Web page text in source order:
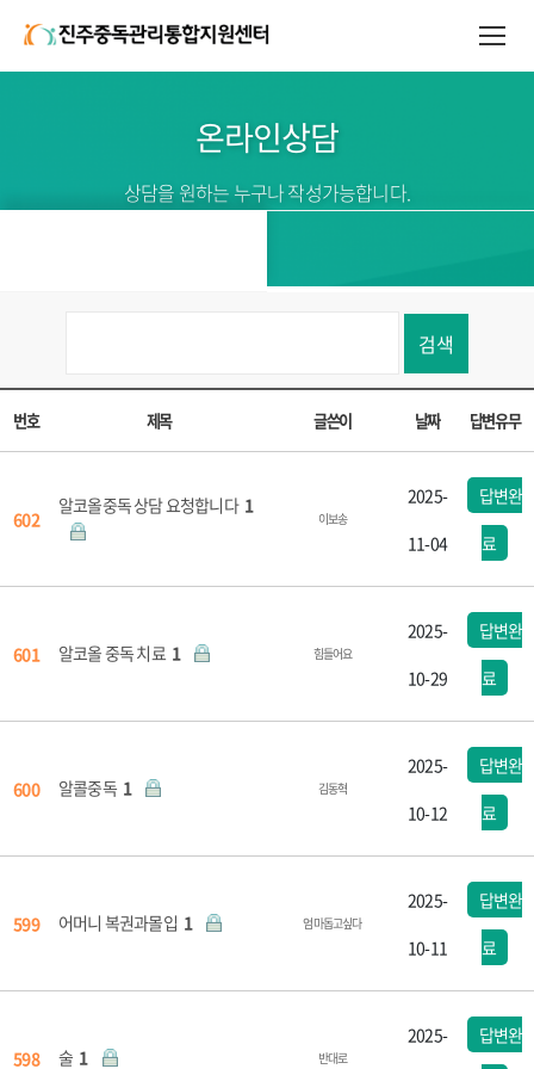
온라인상담
상담을 원하는 누구나 작성가능합니다.
검색
번호 제목 글쓴이 날짜 답변유무
602
알코올중독 상담 요청합니다 1
이보송
2025-
11-04
답변완
료
601 알코올 중독 치료 1 힘들어요
2025-
10-29
답변완
료
600 알콜중독 1 김동혁
2025-
10-12
답변완
료
599 어머니 복권과몰입 1 엄마돕고싶다
2025-
10-11
답변완
료
598 술 1 반대로
2025- 답변완